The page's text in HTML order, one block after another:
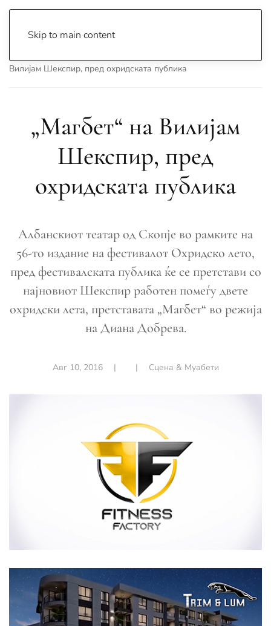
Skip to main content
Вилијам Шекспир, пред охридската публика
„Магбет“ на Вилијам
Шекспир, пред
охридската публика
Албанскиот театар од Скопје во рамките на
56-то издание на фестивалот Охридско лето,
пред фестивалската публика ќе се претстави со
најновиот Шекспир работен помеѓу двете
охридски лета, претставата „Магбет“ во режија
на Диана Добрева.
Авг 10, 2016| | Сцена & Муабети